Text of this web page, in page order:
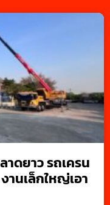
าดยาว รถเครน
นเล็กใหญ่เอา